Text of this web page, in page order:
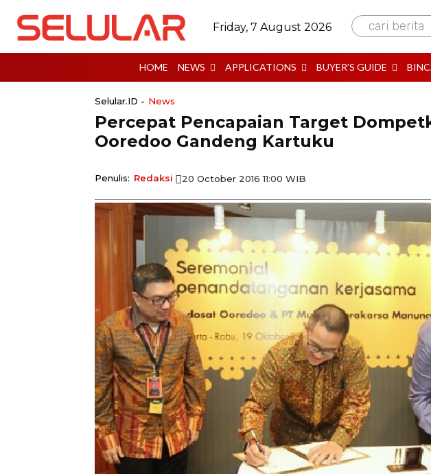
Friday, 7 August 2026 cari berita
HOME NEWS APPLICATIONS BUYER’S GUIDE
Selular.ID - News
Percepat Pencapaian Target
Ooredoo Gandeng Kartuku
Penulis: Redaksi 20 October 2016 11:00 WIB